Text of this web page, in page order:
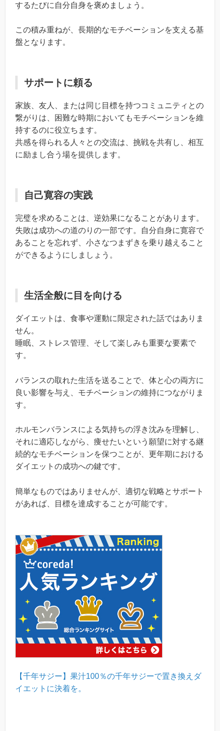
するたびに自分自身を褒めましょう。
この積み重ねが、長期的なモチベーションを支える基
盤となります。
サポートに頼る
家族、友人、または同じ目標を持つコミュニティとの
繋がりは、困難な時期においてもモチベーションを維
持するのに役立ちます。
共感を得られる人々との交流は、挑戦を共有し、相互
に励まし合う場を提供します。
自己寛容の実践
完璧を求めることは、逆効果になることがあります。
失敗は成功への道のりの一部です。自分自身に寛容で
あることを忘れず、小さなつまずきを乗り越えること
ができるようにしましょう。
生活全般に目を向ける
ダイエットは、食事や運動に限定された話ではありま
せん。
睡眠、ストレス管理、そして楽しみも重要な要素で
す。
バランスの取れた生活を送ることで、体と心の両方に
良い影響を与え、モチベーションの維持につながりま
す。
ホルモンバランスによる気持ちの浮き沈みを理解し、
それに適応しながら、痩せたいという願望に対する継
続的なモチベーションを保つことが、更年期における
ダイエットの成功への鍵です。
簡単なものではありませんが、適切な戦略とサポート
があれば、目標を達成することが可能です。
【千年サジー】果汁100％の千年サジーで置き換えダ
イエットに決着を。